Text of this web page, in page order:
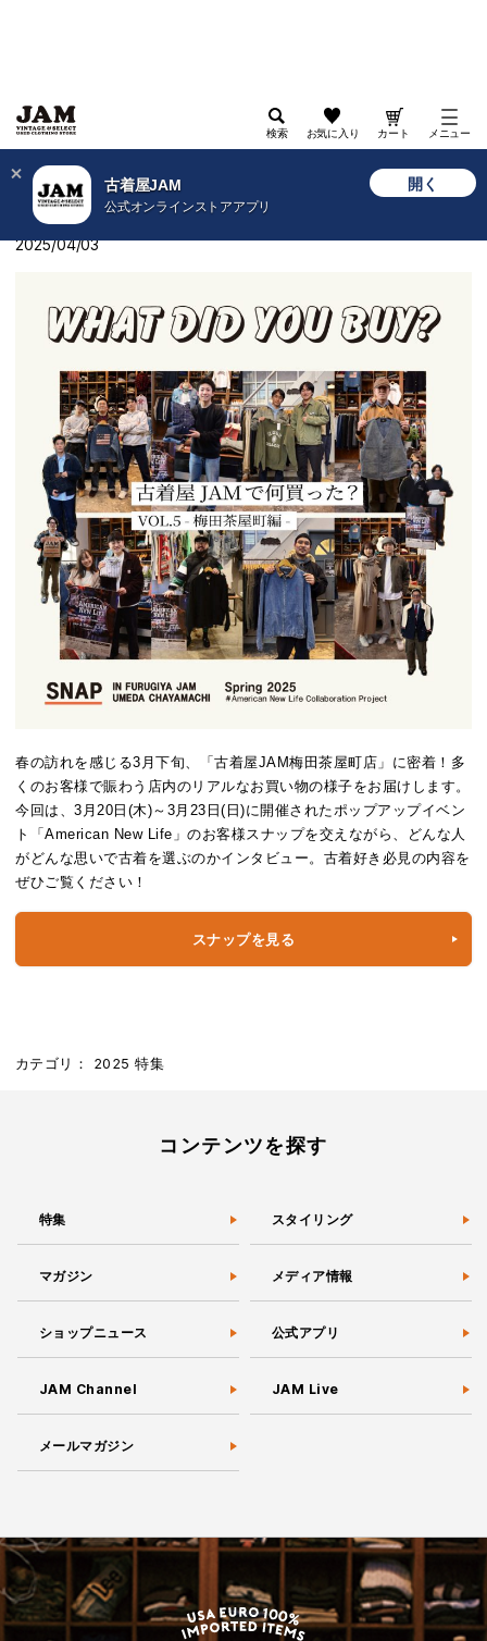
古着屋JAM
公式オンラインストアアプリ
開く
検索 お気に入り カート メニュー
古着屋JAM WEB 古着屋JAMで何買った？Vol.5-梅田茶屋町編-
古着屋JAMで何買った？Vol.5-梅田茶屋町編-
2025/04/03
春の訪れを感じる3月下旬、「古着屋JAM梅田茶屋町店」に密着！多
くのお客様で賑わう店内のリアルなお買い物の様子をお届けします。
今回は、3月20日(木)～3月23日(日)に開催されたポップアップイベン
ト「American New Life」のお客様スナップを交えながら、どんな人
がどんな思いで古着を選ぶのかインタビュー。古着好き必見の内容を
ぜひご覧ください！
スナップを見る
カテゴリ： 2025 特集
コンテンツを探す
特集 スタイリング
マガジン メディア情報
ショップニュース 公式アプリ
JAM Channel JAM Live
メールマガジン